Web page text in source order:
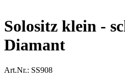
Solositz klein -
Diamant
Art.Nr.: SS908